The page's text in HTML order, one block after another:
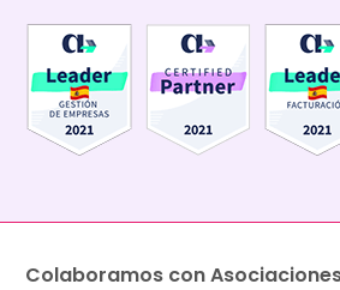
Colaboramos con